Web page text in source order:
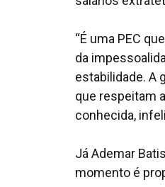
“É uma PEC
da
estabilidade. A
que respeitam
conhecida,
Já Ademar
momento é